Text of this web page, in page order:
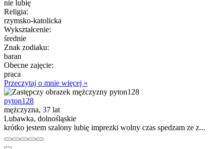
nie lubię
Religia:
rzymsko-katolicka
Wykształcenie:
średnie
Znak zodiaku:
baran
Obecne zajęcie:
praca
Przeczytaj o mnie więcej »
pyton128
mężczyzna, 37 lat
Lubawka, dolnośląskie
krótko jestem szalony lubię imprezki wolny czas spedzam ze z...